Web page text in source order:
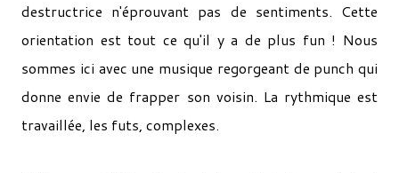
destructrice n'éprouvant pas de sentiments. Cette
orientation est tout ce qu'il y a de plus fun ! Nous
sommes ici avec une musique regorgeant de punch qui
donne envie de frapper son voisin. La rythmique est
travaillée, les futs, complexes.